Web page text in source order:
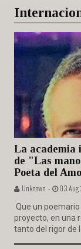
La
de "Las
Poeta del
Unknown - 03
Que un
proyecto, en una
tanto del rigor de